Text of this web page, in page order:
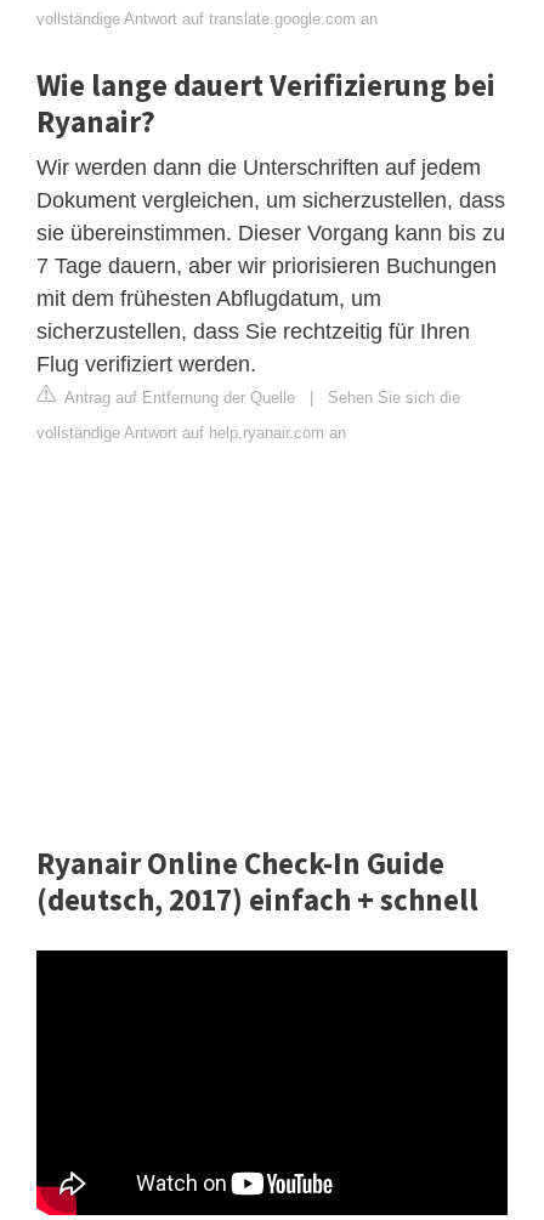
vollständige Antwort auf translate.google.com an
Wie lange dauert Verifizierung bei
Ryanair?
Wir werden dann die Unterschriften auf jedem
Dokument vergleichen, um sicherzustellen, dass
sie übereinstimmen. Dieser Vorgang kann bis zu
7 Tage dauern, aber wir priorisieren Buchungen
mit dem frühesten Abflugdatum, um
sicherzustellen, dass Sie rechtzeitig für Ihren
Flug verifiziert werden.
Antrag auf Entfernung der Quelle
Sehen Sie sich die
vollständige Antwort auf help.ryanair.com an
Ryanair Online Check-In Guide
(deutsch, 2017) einfach + schnell